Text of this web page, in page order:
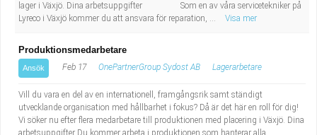
lager i Växjö. Dina arbetsuppgifter Som en av våra servicetekniker på
Lyreco i Växjö kommer du att ansvara för reparation, ...
Visa mer
Produktionsmedarbetare
Ansök Feb 17 OnePartnerGroup Sydost AB Lagerarbetare
Vill du vara en del av en internationell, framgångsrik samt ständigt
utvecklande organisation med hållbarhet i fokus? Då är det här en roll för dig!
Vi söker nu efter flera medarbetare till produktionen med placering i Växjö. Dina
arbetsuppgifter Du kommer arbeta i produktionen som hanterar alla